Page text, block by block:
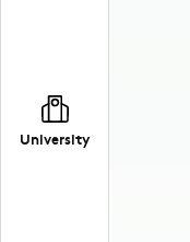
University